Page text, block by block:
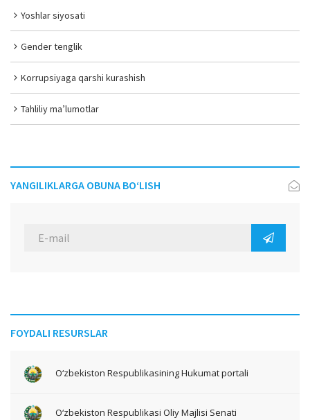
Yoshlar siyosati
Gender tenglik
Korrupsiyaga qarshi kurashish
Tahliliy ma’lumotlar
YANGILIKLARGA OBUNA BO‘LISH
FOYDALI RESURSLAR
O‘zbekiston Respublikasining Hukumat portali
O‘zbekiston Respublikasi Oliy Majlisi Senati